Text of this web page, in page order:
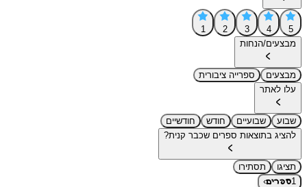
5
4
3
2
1
מבצעים/הנחות
מבצעים
ספרייה ציבורית
עלו לאתר
שבוע שבועיים חודש
חודשיים
להציג בתוצאות ספרים שכבר קנית?
תציגו
תסתירו
1ספרים›